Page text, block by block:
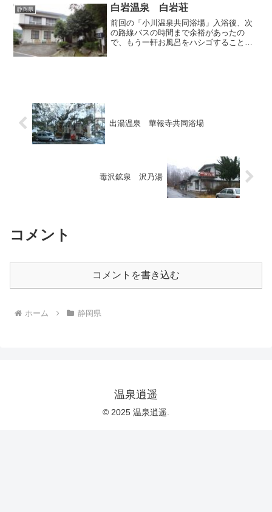
ば週末でも静かな環境で自然...
静岡県 白岩温泉 白岩荘
前回の「小川温泉共同浴場」入浴後、次
の路線バスの時間まで余裕があったの
で、もう一軒お風呂をハシゴすることに
出湯温泉 華報寺共同浴場
毒沢鉱泉 沢乃湯
コメント
コメントを書き込む
ホーム 静岡県
温泉逍遥
© 2025 温泉逍遥.